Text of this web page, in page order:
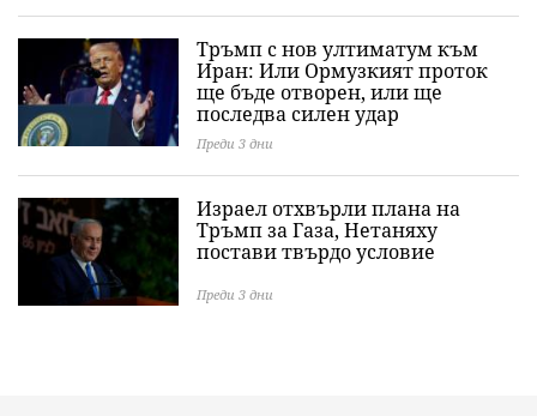
Тръмп с нов ултиматум към
Иран: Или Ормузкият проток
ще бъде отворен, или ще
последва силен удар
Преди 3 дни
Израел отхвърли плана на
Тръмп за Газа, Нетаняху
постави твърдо условие
Преди 3 дни